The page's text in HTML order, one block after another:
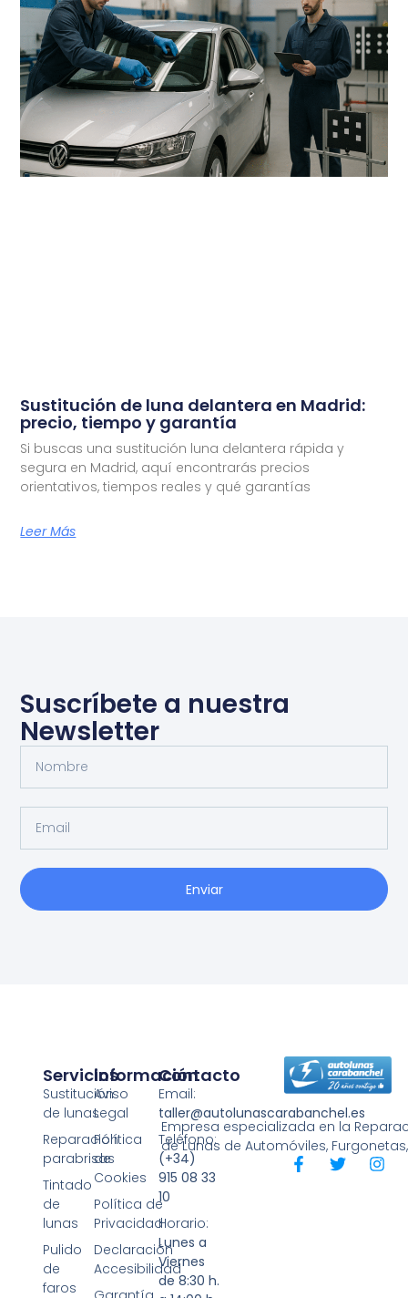
Sustitución de luna delantera en Madrid:
precio, tiempo y garantía
Si buscas una sustitución luna delantera rápida y
segura en Madrid, aquí encontrarás precios
orientativos, tiempos reales y qué garantías
Leer Más
Suscríbete a nuestra
Newsletter
Enviar
Empresa especializada en la
de Lunas de Automóviles,
Servicios
Sustitución
de lunas
Reparación
parabrisas
Tintado
de
lunas
Pulido
de
faros
Información
Aviso
Legal
Política
de
Cookies
Política de
Privacidad
Declaración
Accesibilidad
Contacto
Email:
taller@autolunascarabanchel.es
Teléfono:
(+34)
915 08 33
10
Horario:
Lunes a
Viernes
de 8:30 h.